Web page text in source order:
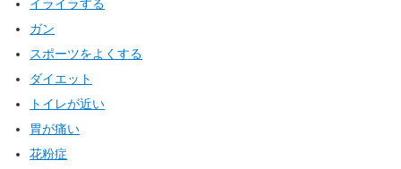
イライラする
ガン
スポーツをよくする
ダイエット
トイレが近い
胃が痛い
花粉症